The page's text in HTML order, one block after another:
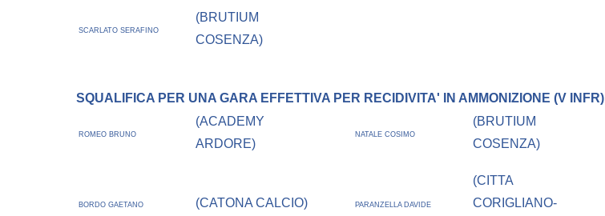
SCARLATO SERAFINO
(BRUTIUM
COSENZA)
SQUALIFICA PER UNA GARA EFFETTIVA PER RECIDIVITA' IN AMMONIZIONE (V INFR)
ROMEO BRUNO
(ACADEMY
ARDORE)
NATALE COSIMO
(BRUTIUM
COSENZA)
BORDO GAETANO (CATONA CALCIO) PARANZELLA DAVIDE
(CITTA
CORIGLIANO-